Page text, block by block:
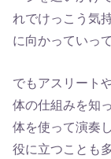
れでけっこう気
に向かっていっ
でもアスリート
体の仕組みを知
体を使って演奏
役に立つことも